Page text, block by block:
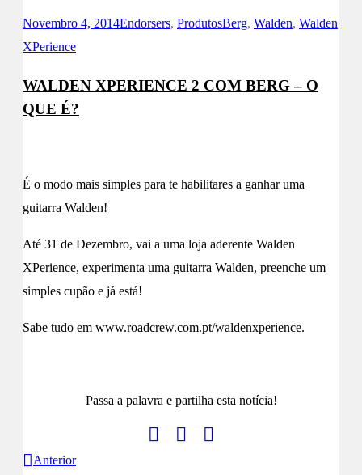
Contactos
Novembro 4, 2014Endorsers, ProdutosBerg, Walden, Walden
XPerience
WALDEN XPERIENCE 2 COM BERG – O
QUE É?
É o modo mais simples para te habilitares a ganhar uma
guitarra Walden!
Até 31 de Dezembro, vai a uma loja aderente Walden
XPerience, experimenta uma guitarra Walden, preenche um
simples cupão e já está!
Sabe tudo em www.roadcrew.com.pt/waldenxperience.
Passa a palavra e partilha esta notícia!
Anterior